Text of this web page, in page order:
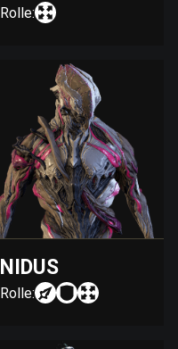
Rolle:
NIDUS
Rolle: